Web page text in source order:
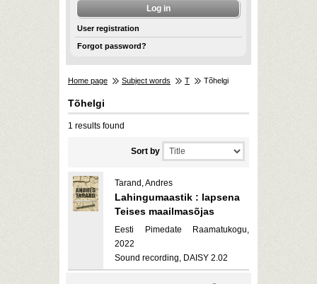
User registration
Forgot password?
Home page Subject words T Tõhelgi
Tõhelgi
1 results found
Sort by
Tarand, Andres
Lahingumaastik : lapsena
Teises maailmasõjas
Eesti Pimedate Raamatukogu,
2022
Sound recording, DAISY 2.02